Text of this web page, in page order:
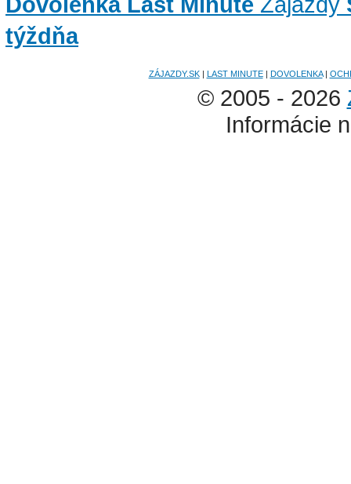
týždňa
ZÁJAZDY.SK| LAST MINUTE| DOVOLENKA|
© 2005 - 2026
Informácie